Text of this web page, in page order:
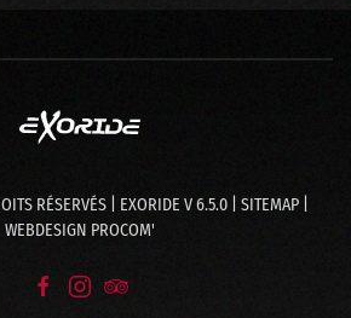
RÉSERVÉS | EXORIDE V 6.5.0 | SITEMAP
WEBDESIGN PROCOM'